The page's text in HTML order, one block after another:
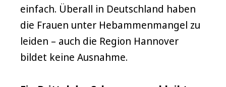
einfach. Überall in Deutschland haben
die Frauen unter Hebammenmangel zu
leiden – auch die Region Hannover
bildet keine Ausnahme.